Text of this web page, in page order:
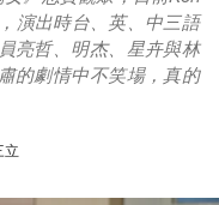
演出時台、英、中三語
亮哲、明杰、星卉與林
的劇情中不笑場，真的
立